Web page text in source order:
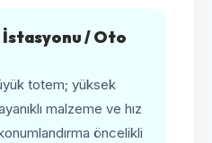
/ Oto
totem; yüksek
malzeme ve hız
öncelikli